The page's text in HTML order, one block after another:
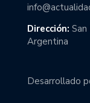
Dirección:
Argentina
Desarrollado